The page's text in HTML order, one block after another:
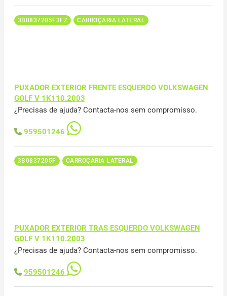
3B0837205F3FZ CARROÇARIA LATERAL
PUXADOR EXTERIOR FRENTE ESQUERDO VOLKSWAGEN
GOLF V 1K110.2003
¿Precisas de ajuda? Contacta-nos sem compromisso.
959501246
3B0837205F CARROÇARIA LATERAL
PUXADOR EXTERIOR TRAS ESQUERDO VOLKSWAGEN
GOLF V 1K110.2003
¿Precisas de ajuda? Contacta-nos sem compromisso.
959501246